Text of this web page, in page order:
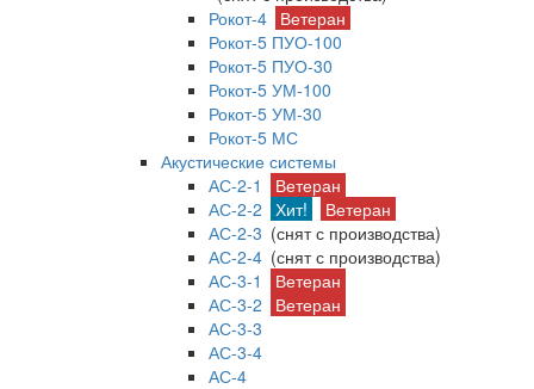
Рокот-4 Ветеран
Рокот-5 ПУО-100
Рокот-5 ПУО-30
Рокот-5 УМ-100
Рокот-5 УМ-30
Рокот-5 МС
Акустические системы
АС-2-1
Ветеран
АС-2-2 Хит!
Ветеран
АС-2-3 (снят с производства)
АС-2-4 (снят с производства)
АС-3-1
Ветеран
АС-3-2
Ветеран
АС-3-3
АС-3-4
АС-4